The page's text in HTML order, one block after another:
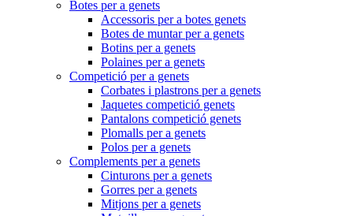
Botes per a genets
Accessoris per a botes genets
Botes de muntar per a genets
Botins per a genets
Polaines per a genets
Competició per a genets
Corbates i plastrons per a genets
Jaquetes competició genets
Pantalons competició genets
Plomalls per a genets
Polos per a genets
Complements per a genets
Cinturons per a genets
Gorres per a genets
Mitjons per a genets